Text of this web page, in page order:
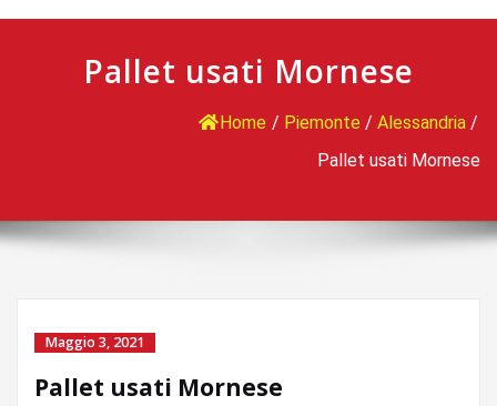
Pallet usati Mornese
Home / Piemonte / Alessandria /
Pallet usati Mornese
Maggio 3, 2021
Pallet usati Mornese